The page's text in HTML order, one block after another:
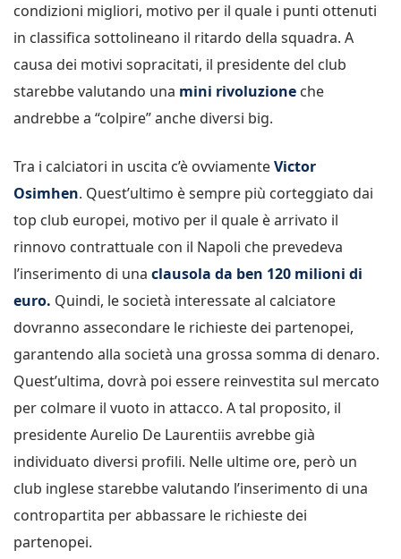
condizioni migliori, motivo per il quale i punti ottenuti
in classifica sottolineano il ritardo della squadra. A
causa dei motivi sopracitati, il presidente del club
starebbe valutando una mini rivoluzione che
andrebbe a “colpire” anche diversi big.
Tra i calciatori in uscita c’è ovviamenteVictor
Osimhen. Quest’ultimo è sempre più corteggiato dai
top club europei, motivo per il quale è arrivato il
rinnovo contrattuale con il Napoli che prevedeva
l’inserimento di una clausola da ben 120 milioni di
euro. Quindi, le società interessate al calciatore
dovranno assecondare le richieste dei partenopei,
garantendo alla società una grossa somma di denaro.
Quest’ultima, dovrà poi essere reinvestita sul mercato
per colmare il vuoto in attacco. A tal proposito, il
presidente Aurelio De Laurentiis avrebbe già
individuato diversi profili. Nelle ultime ore, però un
club inglese starebbe valutando l’inserimento di una
contropartita per abbassare le richieste dei
partenopei.